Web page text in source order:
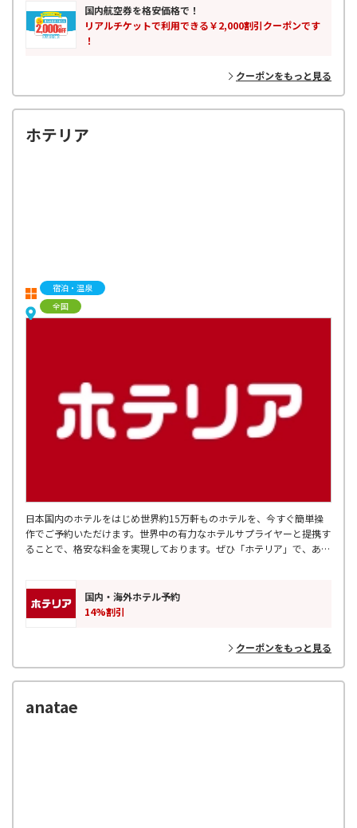
購入をしていただけます。355日先の予約まででき、最大88%OFFの航
空券もご購入可能です。国内格安航空券はリアルチケットにお任せくだ
さい。
国内航空券を格安価格で！
リアルチケットで利用できる￥2,000割引クーポンです
！
クーポンをもっと見る
ホテリア
宿泊・温泉
全国
日本国内のホテルをはじめ世界約15万軒ものホテルを、今すぐ簡単操
作でご予約いただけます。世界中の有力なホテルサプライヤーと提携す
ることで、格安な料金を実現しております。ぜひ「ホテリア」で、あな
国内・海外ホテル予約
14%割引
クーポンをもっと見る
anatae